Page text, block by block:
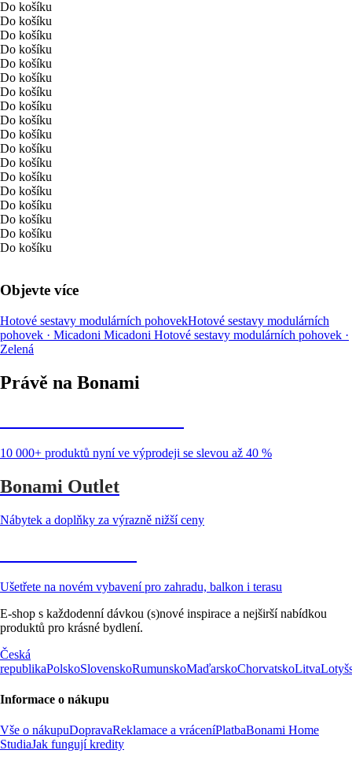
Do košíku
Do košíku
Do košíku
Do košíku
Do košíku
Do košíku
Do košíku
Do košíku
Do košíku
Do košíku
Do košíku
Do košíku
Do košíku
Do košíku
Do košíku
Do košíku
Do košíku
Do košíku
Objevte více
Hotové sestavy modulárních pohovekHotové sestavy modulárních
pohovek · Micadoni Micadoni Hotové sestavy modulárních pohovek ·
Zelená
Právě na Bonami
10 000+ produktů nyní ve výprodeji se slevou až 40 %
Bonami Outlet
Nábytek a doplňky za výrazně nižší ceny
Ušetřete na novém vybavení pro zahradu, balkon i terasu
E-shop s každodenní dávkou (s)nové inspirace a nejširší nabídkou
produktů pro krásné bydlení.
Česká
republikaPolskoSlovenskoRumunskoMaďarskoChorvatskoLitva
Informace o nákupu
Vše o nákupuDopravaReklamace a vráceníPlatbaBonami Home
StudiaJak fungují kredity